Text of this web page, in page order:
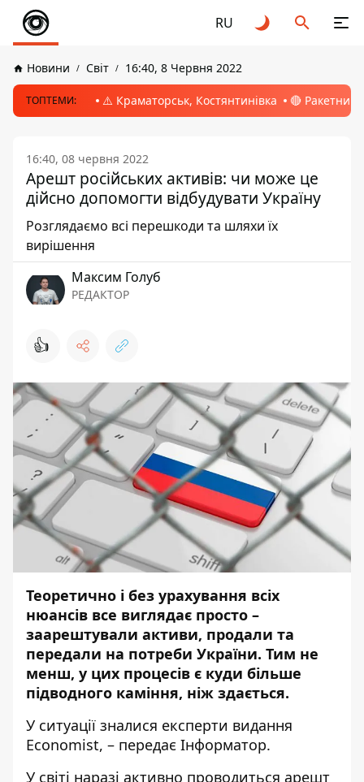
RU
Новини Світ 16:40, 8 Червня 2022
ТОПТЕМИ: ⚠️ Краматорськ, Костянтинівка 🔴 Ракетний
16:40, 08 червня 2022
Арешт російських активів: чи може це
дійсно допомогти відбудувати Україну
Розглядаємо всі перешкоди та шляхи їх
вирішення
Максим Голуб
РЕДАКТОР
👍
Теоретично і без урахування всіх
нюансів все виглядає просто –
заарештували активи, продали та
передали на потреби України. Тим не
менш, у цих процесів є куди більше
підводного каміння, ніж здається.
У ситуації зналися експерти видання
Economist, – передає Інформатор.
У світі наразі активно проводиться арешт